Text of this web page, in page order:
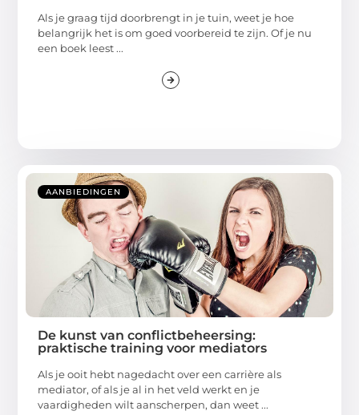
Als je graag tijd doorbrengt in je tuin, weet je hoe
belangrijk het is om goed voorbereid te zijn. Of je nu
een boek leest ...
AANBIEDINGEN
De kunst van conflictbeheersing:
praktische training voor mediators
Als je ooit hebt nagedacht over een carrière als
mediator, of als je al in het veld werkt en je
vaardigheden wilt aanscherpen, dan weet ...